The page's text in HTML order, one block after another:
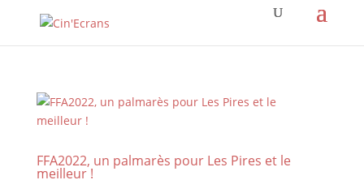
FFA2022, un palmarès pour Les Pires et le
meilleur !